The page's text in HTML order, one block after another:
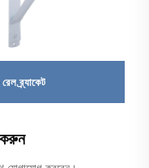
ব্র্যাকেট